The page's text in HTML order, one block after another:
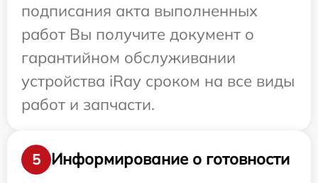
подписания акта выполненных
работ Вы получите документ о
гарантийном обслуживании
устройства iRay сроком на все виды
работ и запчасти.
5
Информирование о готовности